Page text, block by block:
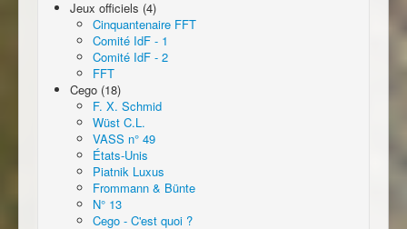
Jeux officiels (4)
Cinquantenaire FFT
Comité IdF - 1
Comité IdF - 2
FFT
Cego (18)
F. X. Schmid
Wüst C.L.
VASS n° 49
États-Unis
Piatnik Luxus
Frommann & Bünte
N° 13
Cego - C'est quoi ?